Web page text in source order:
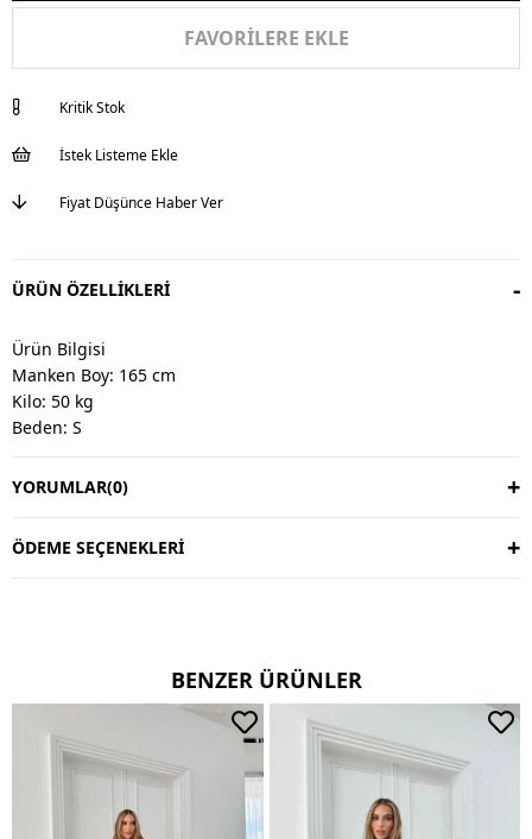
FAVORILERE EKLE
Kritik Stok
İstek Listeme Ekle
Fiyat Düşünce Haber Ver
ÜRÜN ÖZELLIKLERI
Ürün Bilgisi
Manken Boy: 165 cm
Kilo: 50 kg
Beden: S
Değişim & İade
Değişim süresi 3 iş günüdür.
Ters çevirerek yıkayınız.
Çift renkli ürünlerde yıkama mendili kullanınız.
Deri ve süet ürünleri makinede yıkamayınız, kuru temizleme
tercih ediniz.
YORUMLAR(0)
ÖDEME SEÇENEKLERI
BENZER ÜRÜNLER